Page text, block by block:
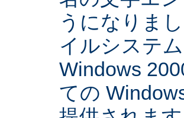
うになりま
イルシステ
Windows
ての